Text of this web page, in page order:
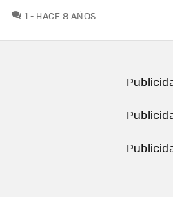
1 COMENTARIOS
HACE 8 AÑOS